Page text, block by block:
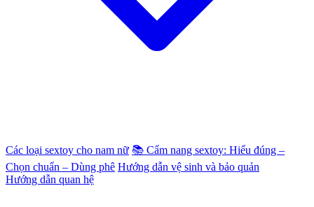
Các loại sextoy cho nam nữ 📚 Cẩm nang sextoy: Hiểu đúng –
Chọn chuẩn – Dùng phê Hướng dẫn vệ sinh và bảo quản
Hướng dẫn quan hệ